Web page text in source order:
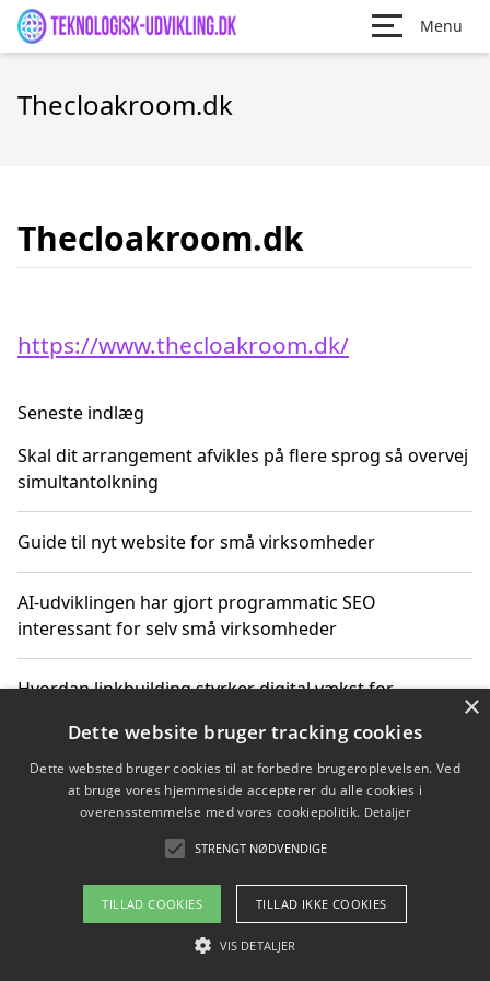
Menu
Thecloakroom.dk
Thecloakroom.dk
https://www.thecloakroom.dk/
Seneste indlæg
Skal dit arrangement afvikles på flere sprog så overvej
simultantolkning
Guide til nyt website for små virksomheder
AI-udviklingen har gjort programmatic SEO
interessant for selv små virksomheder
Hvordan linkbuilding styrker digital vækst for
Sådan har udviklingen inden for genbrug af elektronik
ændret sig
Copyright 2026 - Pilanto Aps
Om / kontakt
×
Dette website bruger tracking cookies
Dette websted bruger cookies til at forbedre brugeroplevelsen. Ved
at bruge vores hjemmeside accepterer du alle cookies i
overensstemmelse med vores cookiepolitik. Detaljer
STRENGT NØDVENDIGE
TILLAD COOKIES TILLAD IKKE COOKIES
VIS DETALJER